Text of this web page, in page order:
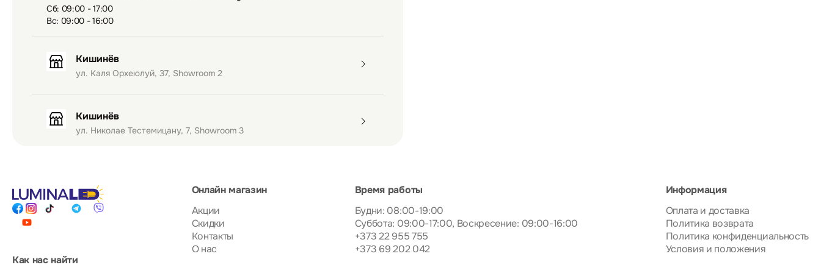
Сб: 09:00 - 17:00
Вс: 09:00 - 16:00
Кишинёв
ул. Каля Орхеюлуй, 37, Showroom 2
Кишинёв
ул. Николае Тестемицану, 7, Showroom 3
Онлайн магазин
Акции
Скидки
Контакты
О нас
Время работы
Будни: 08:00-19:00
Суббота: 09:00-17:00, Воскресение: 09:00-16:00
+373 22 955 755
+373 69 202 042
Информация
Оплата и доставка
Политика возврата
Политика конфиденциальность
Условия и положения
Как нас найти